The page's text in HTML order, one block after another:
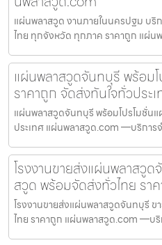
แผ่นพลาสวูด งานภายในนครปฐม บ
ไทย ทุกจังหวัด ทุกภาค ราคาถูก แผ่
แผ่นพลาสวูดจันทบุรี พร้อม
ราคาถูก จัดส่งทันใจทั่วประ
แผ่นพลาสวูดจันทบุรี พร้อมโปรโมชั่น
ประเทศ แผ่นพลาสวูด.com —บริการ
โรงงานขายส่งแผ่นพลาสวู
สวูด พร้อมจัดส่งทั่วไทย รา
โรงงานขายส่งแผ่นพลาสวูดจันทบุรี
ไทย ราคาถูก แผ่นพลาสวูด.com —บ